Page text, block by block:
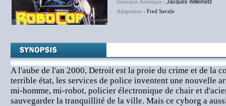
Direction Artistique : Jacques Willemetz
Adaptation : Fred Savide
A l'aube de l'an 2000, Detroit est la proie du crime et de la
terrible état, les services de police inventent une nouvelle
mi-homme, mi-robot, policier électronique de chair et
sauvegarder la tranquillité de la ville. Mais ce cyborg a